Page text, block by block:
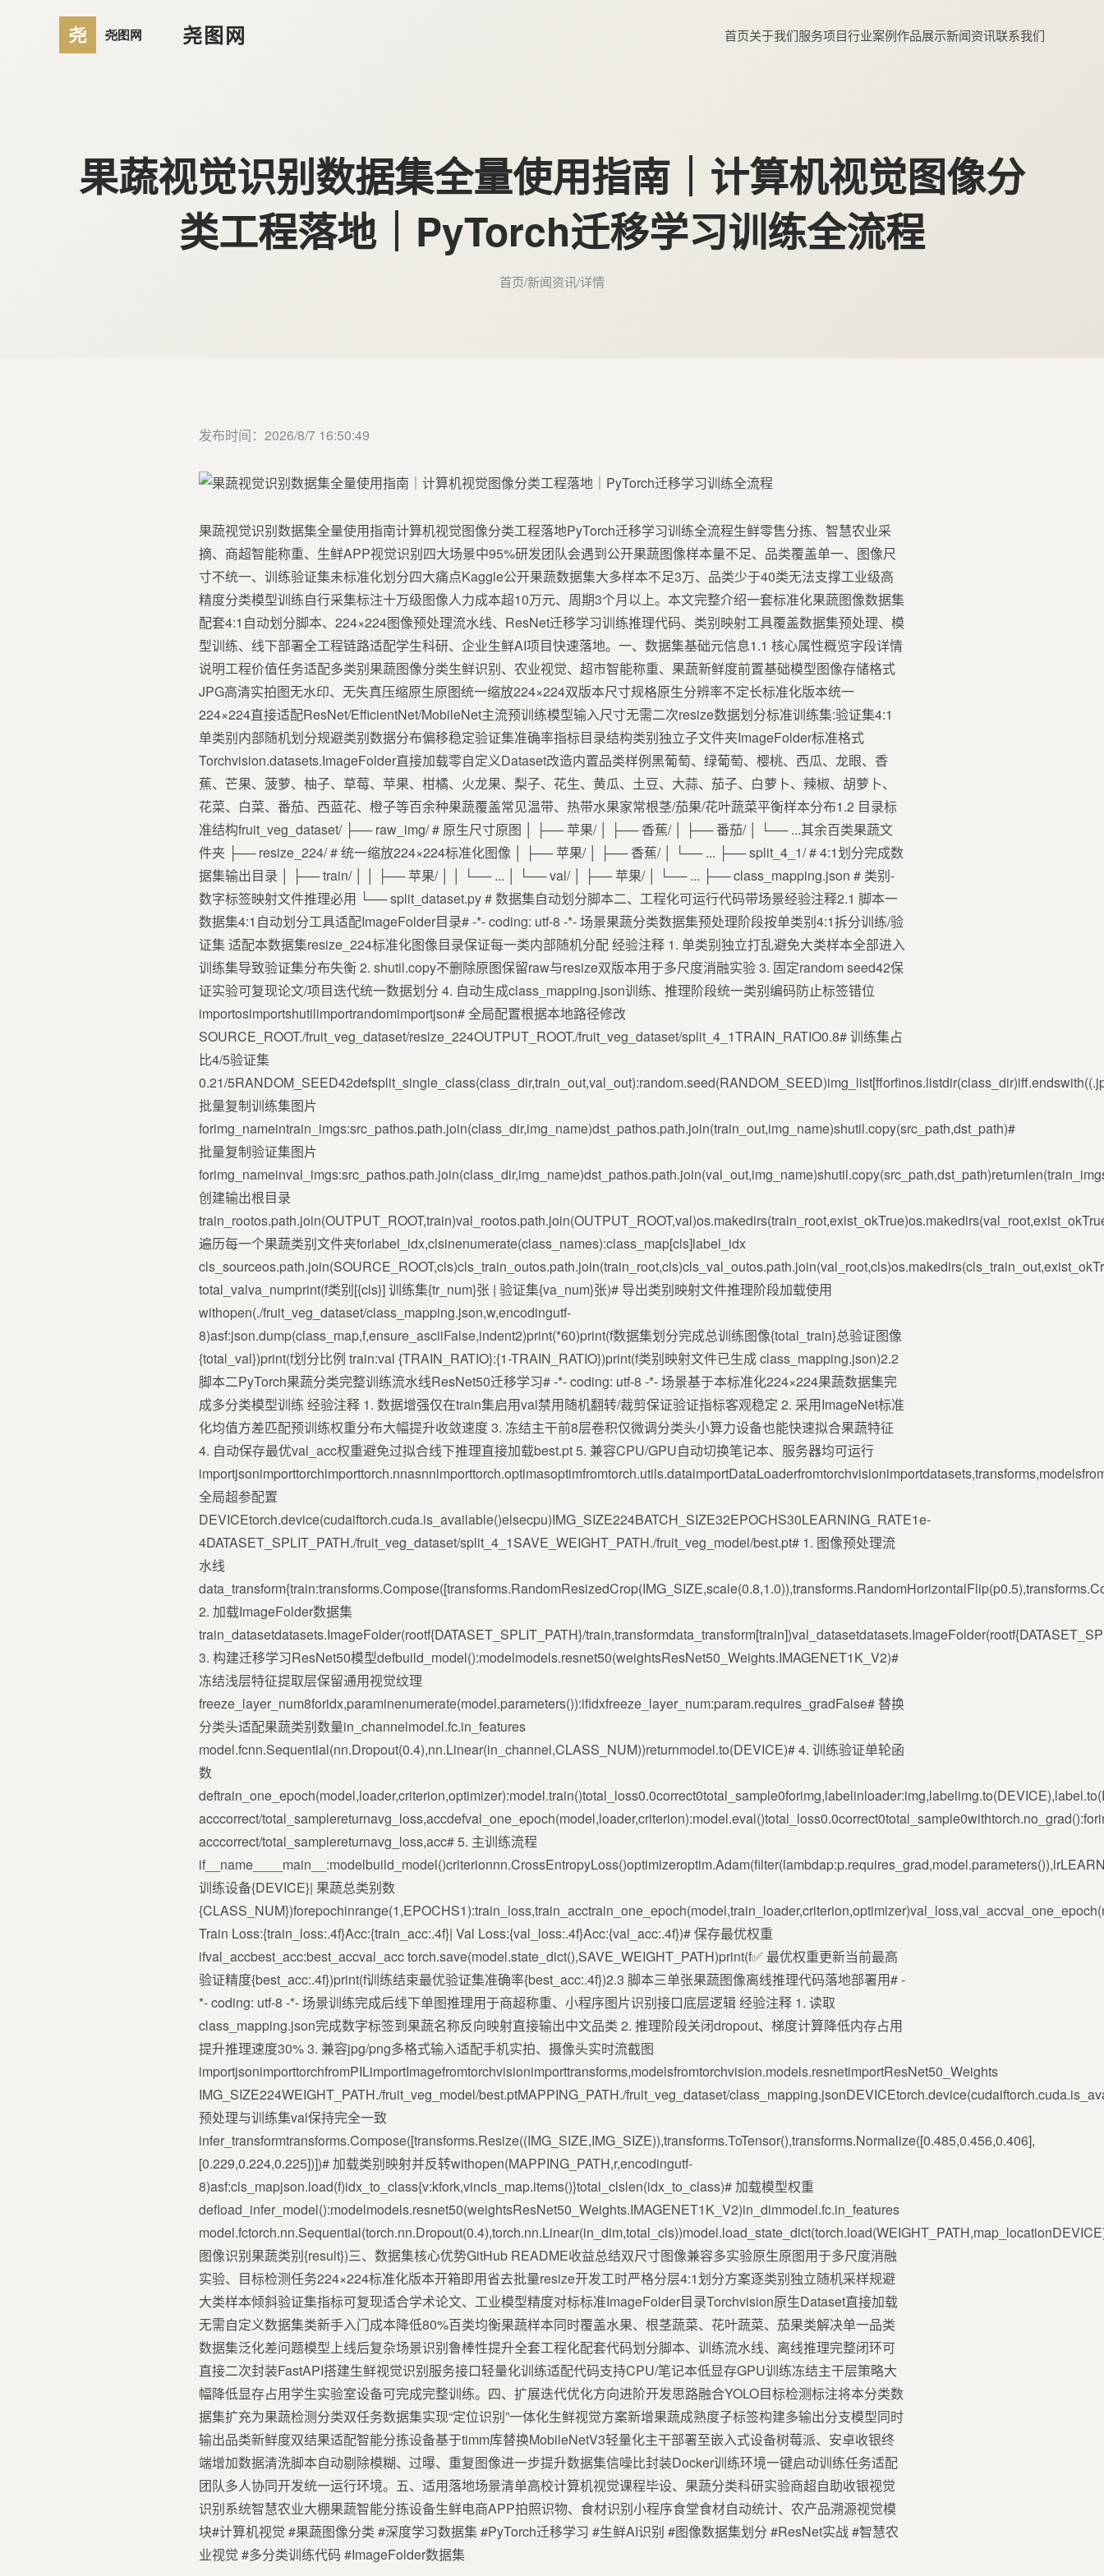
尧图网 首页关于我们服务项目行业案例作品展示新闻资讯联系我们
果蔬视觉识别数据集全量使用指南｜计算机视觉图像分
类工程落地｜PyTorch迁移学习训练全流程
首页/新闻资讯/详情
发布时间：2026/8/7 16:50:49
果蔬视觉识别数据集全量使用指南计算机视觉图像分类工程落地PyTorch迁移学习训练全流程生鲜零售分拣、智慧农业采
摘、商超智能称重、生鲜APP视觉识别四大场景中95%研发团队会遇到公开果蔬图像样本量不足、品类覆盖单一、图像尺
寸不统一、训练验证集未标准化划分四大痛点Kaggle公开果蔬数据集大多样本不足3万、品类少于40类无法支撑工业级高
精度分类模型训练自行采集标注十万级图像人力成本超10万元、周期3个月以上。本文完整介绍一套标准化果蔬图像数据集
配套4:1自动划分脚本、224×224图像预处理流水线、ResNet迁移学习训练推理代码、类别映射工具覆盖数据集预处理、模
型训练、线下部署全工程链路适配学生科研、企业生鲜AI项目快速落地。一、数据集基础元信息1.1 核心属性概览字段详情
说明工程价值任务适配多类别果蔬图像分类生鲜识别、农业视觉、超市智能称重、果蔬新鲜度前置基础模型图像存储格式
JPG高清实拍图无水印、无失真压缩原生原图统一缩放224×224双版本尺寸规格原生分辨率不定长标准化版本统一
224×224直接适配ResNet/EfficientNet/MobileNet主流预训练模型输入尺寸无需二次resize数据划分标准训练集:验证集4:1
单类别内部随机划分规避类别数据分布偏移稳定验证集准确率指标目录结构类别独立子文件夹ImageFolder标准格式
Torchvision.datasets.ImageFolder直接加载零自定义Dataset改造内置品类样例黑葡萄、绿葡萄、樱桃、西瓜、龙眼、香
蕉、芒果、菠萝、柚子、草莓、苹果、柑橘、火龙果、梨子、花生、黄瓜、土豆、大蒜、茄子、白萝卜、辣椒、胡萝卜、
花菜、白菜、番茄、西蓝花、橙子等百余种果蔬覆盖常见温带、热带水果家常根茎/茄果/花叶蔬菜平衡样本分布1.2 目录标
准结构fruit_veg_dataset/ ├── raw_img/ # 原生尺寸原图 │ ├── 苹果/ │ ├── 香蕉/ │ ├── 番茄/ │ └── ...其余百类果蔬文
件夹 ├── resize_224/ # 统一缩放224×224标准化图像 │ ├── 苹果/ │ ├── 香蕉/ │ └── ... ├── split_4_1/ # 4:1划分完成数
据集输出目录 │ ├── train/ │ │ ├── 苹果/ │ │ └── ... │ └── val/ │ ├── 苹果/ │ └── ... ├── class_mapping.json # 类别-
数字标签映射文件推理必用 └── split_dataset.py # 数据集自动划分脚本二、工程化可运行代码带场景经验注释2.1 脚本一
数据集4:1自动划分工具适配ImageFolder目录# -*- coding: utf-8 -*- 场景果蔬分类数据集预处理阶段按单类别4:1拆分训练/验
证集 适配本数据集resize_224标准化图像目录保证每一类内部随机分配 经验注释 1. 单类别独立打乱避免大类样本全部进入
训练集导致验证集分布失衡 2. shutil.copy不删除原图保留raw与resize双版本用于多尺度消融实验 3. 固定random seed42保
证实验可复现论文/项目迭代统一数据划分 4. 自动生成class_mapping.json训练、推理阶段统一类别编码防止标签错位
importosimportshutilimportrandomimportjson# 全局配置根据本地路径修改
SOURCE_ROOT./fruit_veg_dataset/resize_224OUTPUT_ROOT./fruit_veg_dataset/split_4_1TRAIN_RATIO0.8# 训练集占
比4/5验证集
0.21/
批量复制训练集图片
forimg_nameintrain_imgs:src_pathos.path.join(class_dir,img_name)dst_pathos.path.join(train_out,img_name)shutil.copy(src_path,dst_path)#
批量复制验证集图片
创建输出根目录
遍历每一个果蔬类别文件夹forlabel_idx,clsinenumerate(class_names):class_map[cls]label_idx
total_valva_numprint(f类别[{cls}] 训练集{tr_num}张 | 验证集{va_num}张)# 导出类别映射文件推理阶段加载使用
withopen(./fruit_veg_dataset/class_mapping.json,w,encodingutf-
8)asf:json.dump(class_map,f,ensure_asciiFalse,indent2)print(*60)print(f数据集划分完成总训练图像{total_train}总验证图像
{total_val})print(f划分比例 train:val {TRAIN_RATIO}:{1-TRAIN_RATIO})print(f类别映射文件已生成 class_mapping.json)2.2
脚本二PyTorch果蔬分类完整训练流水线ResNet50迁移学习# -*- coding: utf-8 -*- 场景基于本标准化224×224果蔬数据集完
成多分类模型训练 经验注释 1. 数据增强仅在train集启用val禁用随机翻转/裁剪保证验证指标客观稳定 2. 采用ImageNet标准
化均值方差匹配预训练权重分布大幅提升收敛速度 3. 冻结主干前8层卷积仅微调分类头小算力设备也能快速拟合果蔬特征
4. 自动保存最优val_acc权重避免过拟合线下推理直接加载best.pt 5. 兼容CPU/GPU自动切换笔记本、服务器均可运行
全局超参配置
DEVICEtorch.device(cudaiftorch.cuda.is_available()elsecpu)IMG_SIZE224BATCH_SIZE32EPOCHS30LEARNING_RATE1e-
4DATASET_SPLIT_PATH./fruit_veg_dataset/split_4_1SAVE_WEIGHT_PATH./fruit_veg_model/best.pt# 1. 图像预处理流
水线
2. 加载ImageFolder数据集
train_datasetdatasets.ImageFolder(rootf{DATASET_SPLIT_PATH}/
3. 构建迁移学习ResNet50模型defbuild_model():modelmodels.resnet50(weightsResNet50_Weights.IMAGENET1K_V2)#
冻结浅层特征提取层保留通用视觉纹理
freeze_layer_num8foridx,paraminenumerate(model.parameters()):ifidxfreeze_layer_num:param.requires_gradFalse# 替换
分类头适配果蔬类别数量in_channelmodel.fc.in_features
model.fcnn.Sequential(nn.Dropout(0.4),nn.Linear(in_channel,CLASS_NUM))returnmodel.to(DEVICE)# 4. 训练验证单轮函
数
acccorrect/
acccorrect/total_samplereturnavg_loss,acc# 5. 主训练流程
训练设备{DEVICE}| 果蔬总类别数
Train Loss:{train_loss:.4f}Acc:{train_acc:.4f}| Val Loss:{val_loss:.4f}Acc:{val_acc:.4f})# 保存最优权重
ifval_accbest_acc:best_accval_acc torch.save(model.state_dict(),SAVE_WEIGHT_PATH)print(f✅ 最优权重更新当前最高
验证精度{best_acc:.4f})print(f训练结束最优验证集准确率{best_acc:.4f})2.3 脚本三单张果蔬图像离线推理代码落地部署用# -
*- coding: utf-8 -*- 场景训练完成后线下单图推理用于商超称重、小程序图片识别接口底层逻辑 经验注释 1. 读取
class_mapping.json完成数字标签到果蔬名称反向映射直接输出中文品类 2. 推理阶段关闭dropout、梯度计算降低内存占用
提升推理速度30% 3. 兼容jpg/png多格式输入适配手机实拍、摄像头实时流截图
importjsonimporttorchfromPILimportImagefromtorchvisionimporttransforms,modelsfromtorchvision.models.resnetimportResNet50_Weights
IMG_SIZE224WEIGHT_PATH./fruit_veg_model/best.ptMAPPING_PATH./fruit_veg_dataset/
预处理与训练集val保持完全一致
infer_transformtransforms.Compose([transforms.Resize((IMG_SIZE,IMG_SIZE)),transforms.ToTensor(),transforms.Normalize([0.485,0.456,0.406],
[0.229,0.224,0.225])])# 加载类别映射并反转withopen(MAPPING_PATH,r,encodingutf-
8)asf:cls_mapjson.load(f)idx_to_class{v:kfork,vincls_map.items()}total_clslen(idx_to_class)# 加载模型权重
defload_infer_model():modelmodels.resnet50(weightsResNet50_Weights.IMAGENET1K_V2)in_dimmodel.fc.in_features
图像识别果蔬类别{result})三、数据集核心优势GitHub README收益总结双尺寸图像兼容多实验原生原图用于多尺度消融
实验、目标检测任务224×224标准化版本开箱即用省去批量resize开发工时严格分层4:1划分方案逐类别独立随机采样规避
大类样本倾斜验证集指标可复现适合学术论文、工业模型精度对标标准ImageFolder目录Torchvision原生Dataset直接加载
无需自定义数据集类新手入门成本降低80%百类均衡果蔬样本同时覆盖水果、根茎蔬菜、花叶蔬菜、茄果类解决单一品类
数据集泛化差问题模型上线后复杂场景识别鲁棒性提升全套工程化配套代码划分脚本、训练流水线、离线推理完整闭环可
直接二次封装FastAPI搭建生鲜视觉识别服务接口轻量化训练适配代码支持CPU/笔记本低显存GPU训练冻结主干层策略大
幅降低显存占用学生实验室设备可完成完整训练。四、扩展迭代优化方向进阶开发思路融合YOLO目标检测标注将本分类数
据集扩充为果蔬检测分类双任务数据集实现“定位识别”一体化生鲜视觉方案新增果蔬成熟度子标签构建多输出分支模型同时
输出品类新鲜度双结果适配智能分拣设备基于timm库替换MobileNetV3轻量化主干部署至嵌入式设备树莓派、安卓收银终
端增加数据清洗脚本自动剔除模糊、过曝、重复图像进一步提升数据集信噪比封装Docker训练环境一键启动训练任务适配
团队多人协同开发统一运行环境。五、适用落地场景清单高校计算机视觉课程毕设、果蔬分类科研实验商超自助收银视觉
识别系统智慧农业大棚果蔬智能分拣设备生鲜电商APP拍照识物、食材识别小程序食堂食材自动统计、农产品溯源视觉模
块#计算机视觉 #果蔬图像分类 #深度学习数据集 #PyTorch迁移学习 #生鲜AI识别 #图像数据集划分 #ResNet实战 #智慧农
业视觉 #多分类训练代码 #ImageFolder数据集